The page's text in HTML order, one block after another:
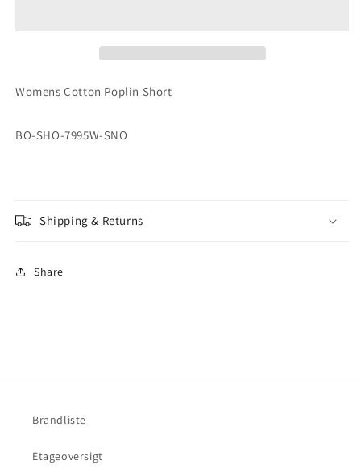
Womens Cotton Poplin Short
BO-SHO-7995W-SNO
Shipping & Returns
Share
Brandliste
Etageoversigt